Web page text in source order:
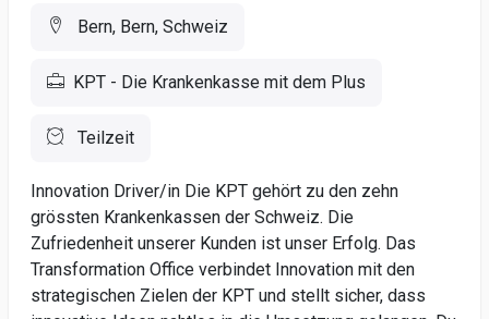
Bern, Bern, Schweiz
KPT - Die Krankenkasse mit dem Plus
Teilzeit
Innovation Driver/in Die KPT gehört zu den zehn
grössten Krankenkassen der Schweiz. Die
Zufriedenheit unserer Kunden ist unser Erfolg. Das
Transformation Office verbindet Innovation mit den
strategischen Zielen der KPT und stellt sicher, dass